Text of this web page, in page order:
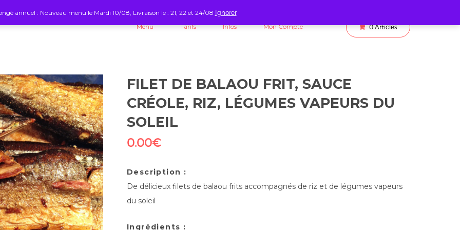
Menu Tarifs Infos Mon Compte 0 Articles
FILET DE BALAOU FRIT, SAUCE
CRÉOLE, RIZ, LÉGUMES VAPEURS DU
SOLEIL
0.00€
Description :
De délicieux filets de balaou frits accompagnés de riz et de légumes vapeurs
du soleil
Ingrédients :
annuel : Nouveau menu le Mardi 10/08, Livraison le : 21, 22 et 24/08 Ignorer